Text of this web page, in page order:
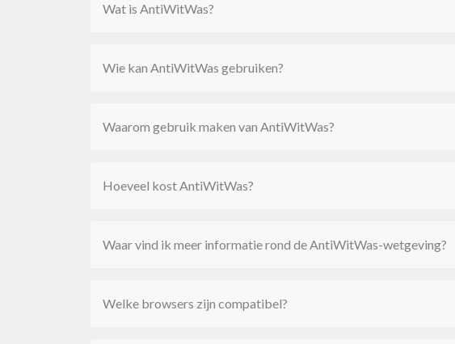
Wat is AntiWitWas?
Wie kan AntiWitWas gebruiken?
Waarom gebruik maken van AntiWitWas?
Hoeveel kost AntiWitWas?
Waar vind ik meer informatie rond de AntiWitWas-wetgeving?
Welke browsers zijn compatibel?